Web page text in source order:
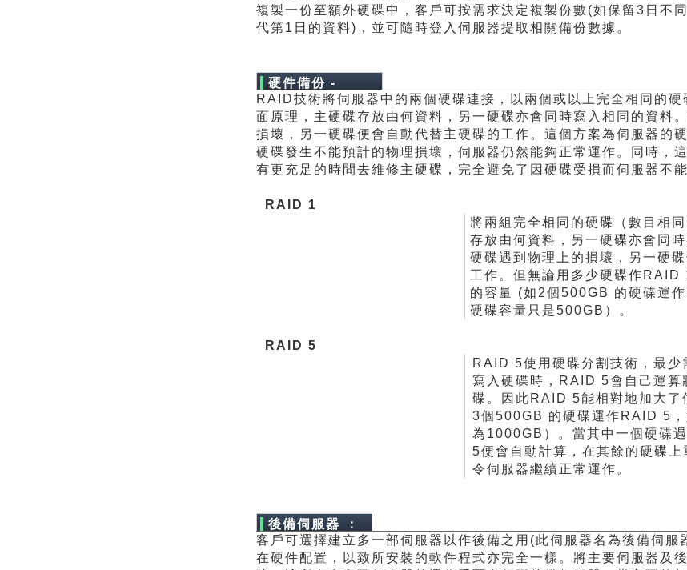
複製一份至額外硬碟中，客戶可按需求決定複製份數(如保留3日不
代第1日的資料)，並可隨時登入伺服器提取相關備份數據。
硬件備份 -
RAID：
RAID技術將伺服器中的兩個硬碟連接，以兩個或以上完全相同的
面原理，主硬碟存放由何資料，另一硬碟亦會同時寫入相同的資料
損壞，另一硬碟便會自動代替主硬碟的工作。這個方案為伺服器的
硬碟發生不能預計的物理損壞，伺服器仍然能夠正常運作。同時，
有更充足的時間去維修主硬碟，完全避免了因硬碟受損而伺服器不
RAID 1
將兩組完全相同的硬碟（數目相
存放由何資料，另一硬碟亦會同
硬碟遇到物理上的損壞，另一硬
工作。但無論用多少硬碟作RAID
的容量 (如2個500GB 的硬碟運
硬碟容量只是500GB）。
RAID 5
RAID 5使用硬碟分割技術，最少
寫入硬碟時，RAID 5會自己運算
碟。因此RAID 5能相對地加大了
3個500GB 的硬碟運作RAID 5，
為1000GB）。當其中一個硬碟
5便會自動計算，在其餘的硬碟上
令伺服器繼續正常運作。
後備伺服器 ：
客戶可選擇建立多一部伺服器以作後備之用(此伺服器名為後備伺服
在硬件配置，以致所安裝的軟件程式亦完全一樣。將主要伺服器及